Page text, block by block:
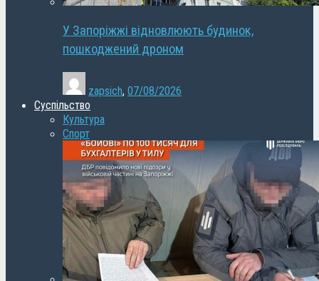
У Запоріжжі відновлюють будинок,
пошкоджений дроном
zapsich, 07/08/2026
Суспільство
Культура
Спорт